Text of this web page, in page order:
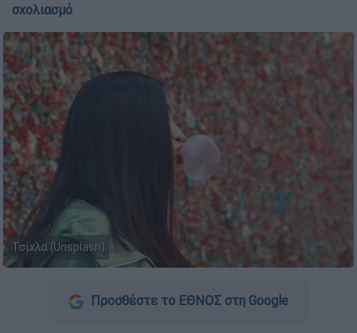
σχολιασμό
Τσίχλα (Unsplash)
Προσθέστε το ΕΘΝΟΣ στη Google